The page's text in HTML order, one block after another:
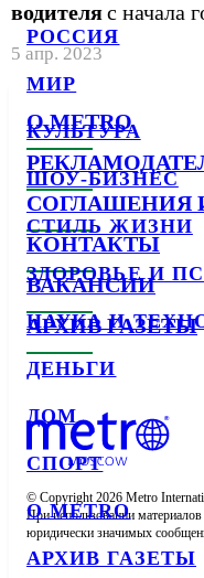
РОССИЯ
МИР
КУЛЬТУРА
ШОУ-БИЗНЕС
СТИЛЬ ЖИЗНИ
ЗДОРОВЬЕ И
НАУКА И
ДЕНЬГИ
ДОМ
СПОРТ
О METRO
АРХИВ ГАЗЕТЫ
водителяс начала
5 апр. 2023
О METRO
СОГЛАШЕНИЯ
КОНТАКТЫ
ВАКАНСИИ
АРХИВ ГАЗЕТЫ
© Copyright 2026 Metro
При использовании
юридически значимых